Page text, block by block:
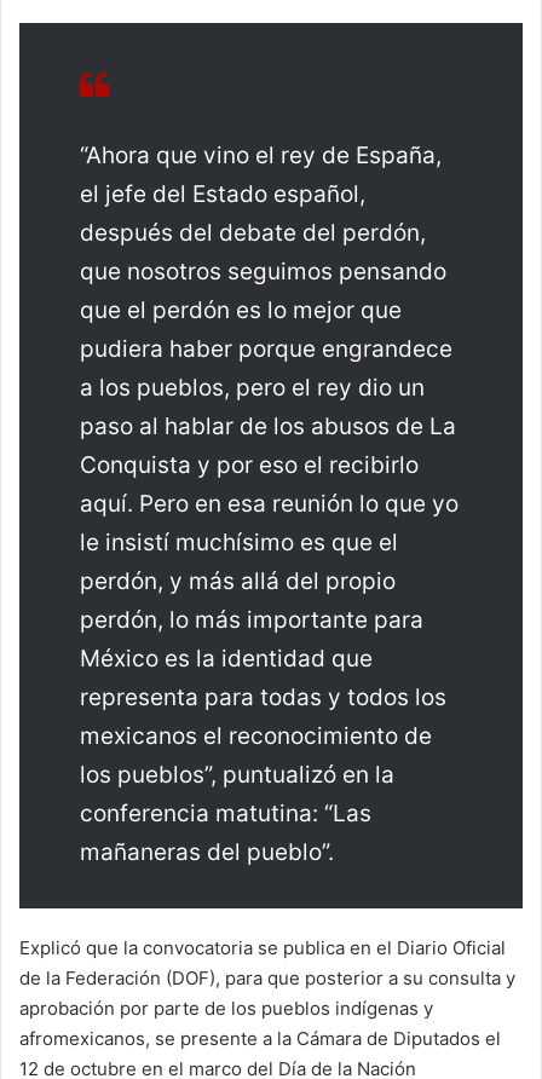
“Ahora que vino el rey de España,
el jefe del Estado español,
después del debate del perdón,
que nosotros seguimos pensando
que el perdón es lo mejor que
pudiera haber porque engrandece
a los pueblos, pero el rey dio un
paso al hablar de los abusos de La
Conquista y por eso el recibirlo
aquí. Pero en esa reunión lo que yo
le insistí muchísimo es que el
perdón, y más allá del propio
perdón, lo más importante para
México es la identidad que
representa para todas y todos los
mexicanos el reconocimiento de
los pueblos”, puntualizó en la
conferencia matutina: “Las
mañaneras del pueblo”.
Explicó que la convocatoria se publica en el Diario Oficial
de la Federación (DOF), para que posterior a su consulta y
aprobación por parte de los pueblos indígenas y
afromexicanos, se presente a la Cámara de Diputados el
12 de octubre en el marco del Día de la Nación